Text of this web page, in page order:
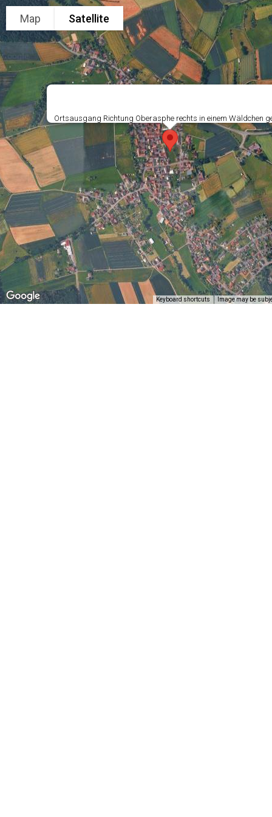
Ortsausgang Richtung Oberasphe rechts in einem Wäldchen
Map Satellite
Keyboard shortcuts Image may be